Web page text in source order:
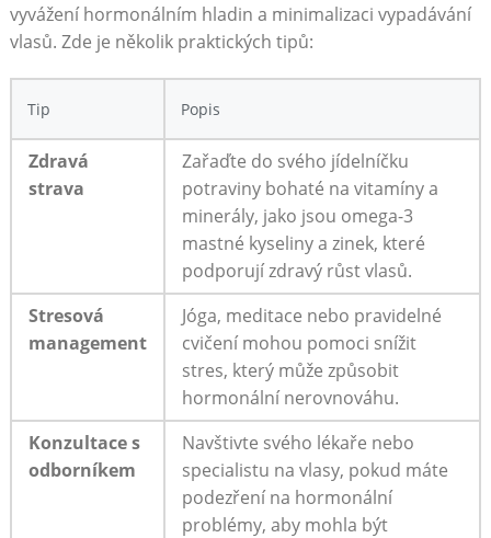
vyvážení hormonálním hladin a minimalizaci vypadávání⁣
vlasů. Zde je⁤ několik praktických‌ tipů:
Tip Popis
Zdravá
strava
Zařaďte do svého jídelníčku
potraviny bohaté na vitamíny a
minerály, jako jsou omega-3
mastné kyseliny a zinek,‌ které
podporují zdravý růst vlasů.
Stresová ​
management
Jóga, meditace⁣ nebo pravidelné
cvičení mohou⁤ pomoci snížit
stres, ​který může způsobit
hormonální nerovnováhu.
Konzultace s
odborníkem
Navštivte svého lékaře nebo
specialistu na vlasy, pokud máte
podezření na hormonální
problémy, aby mohla být